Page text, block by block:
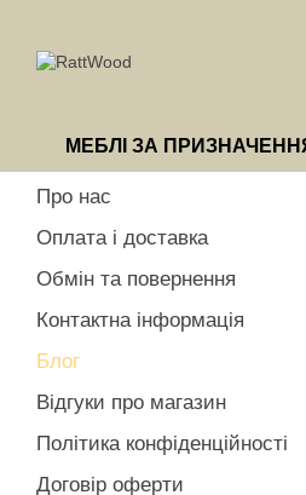
МЕБЛІ ЗА
Про нас
Оплата і доставка
Обмін та повернення
Контактна інформація
Блог
Відгуки про магазин
Політика конфіденційності
Договір оферти